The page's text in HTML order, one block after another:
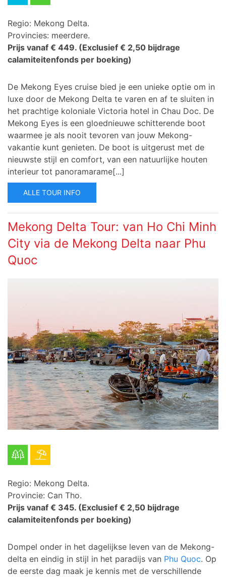
Regio: Mekong Delta.
Provincies: meerdere.
Prijs vanaf € 449. (Exclusief € 2,50 bijdrage
calamiteitenfonds per boeking)
De Mekong Eyes cruise bied je een unieke optie om in
luxe door de Mekong Delta te varen en af te sluiten in
het prachtige koloniale Victoria hotel in Chau Doc. De
Mekong Eyes is een gloednieuwe schitterende boot
waarmee je als nooit tevoren van jouw Mekong-
vakantie kunt genieten. De boot is uitgerust met de
nieuwste stijl en comfort, van een natuurlijke houten
interieur tot panoramarame[...]
ALLE TOUR INFO
Mekong Delta Tour: van Ho Chi Minh
City via de Mekong Delta naar Phu
Quoc
Regio: Mekong Delta.
Provincie: Can Tho.
Prijs vanaf € 345. (Exclusief € 2,50 bijdrage
calamiteitenfonds per boeking)
Dompel onder in het dagelijkse leven van de Mekong-
delta en eindig in stijl in het paradijs van Phu Quoc. Op
de eerste dag maak je kennis met de verschillende